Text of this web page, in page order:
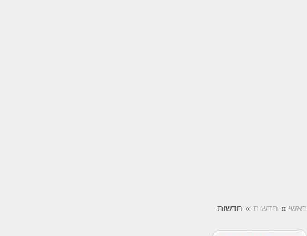
ראשי » חדשות » חדשות